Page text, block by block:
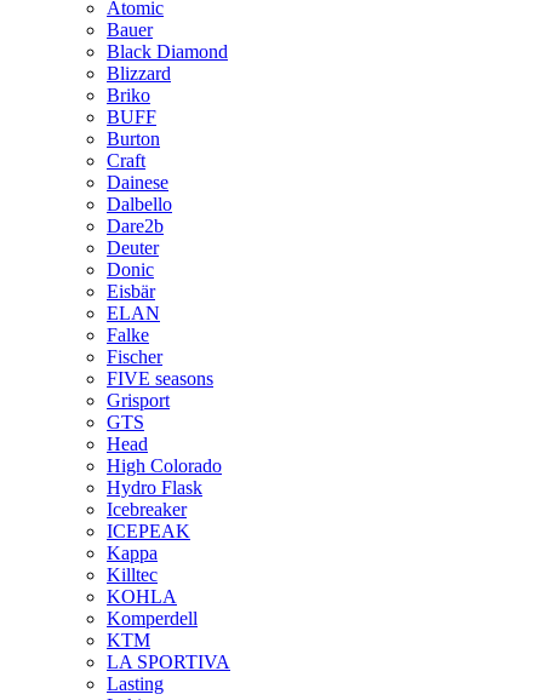
Atomic
Bauer
Black Diamond
Blizzard
Briko
BUFF
Burton
Craft
Dainese
Dalbello
Dare2b
Deuter
Donic
Eisbär
ELAN
Falke
Fischer
FIVE seasons
Grisport
GTS
Head
High Colorado
Hydro Flask
Icebreaker
ICEPEAK
Kappa
Killtec
KOHLA
Komperdell
KTM
LA SPORTIVA
Lasting